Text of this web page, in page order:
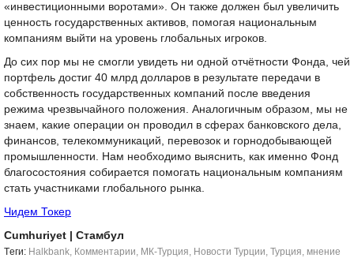
«инвестиционными воротами». Он также должен был увеличить
ценность государственных активов, помогая национальным
компаниям выйти на уровень глобальных игроков.
До сих пор мы не смогли увидеть ни одной отчётности Фонда, чей
портфель достиг 40 млрд долларов в результате передачи в
собственность государственных компаний после введения
режима чрезвычайного положения. Аналогичным образом, мы не
знаем, какие операции он проводил в сферах банковского дела,
финансов, телекоммуникаций, перевозок и горнодобывающей
промышленности. Нам необходимо выяснить, как именно Фонд
благосостояния собирается помогать национальным компаниям
стать участниками глобального рынка.
Чидем Токер
Cumhuriyet
| Стамбул
Tеги: Halkbank, Комментарии, МК-Турция, Новости Турции, Турция, мнение